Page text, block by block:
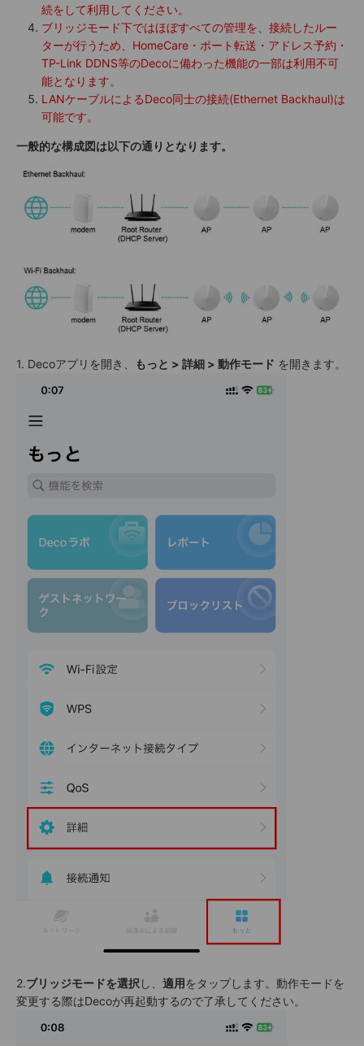
続をして利用してください。
ブリッジモード下ではほぼすべての管理を、接続したルー
ターが行うため、HomeCare・ポート転送・アドレス予約・
TP-Link DDNS等のDecoに備わった機能の一部は利用不可
能となります。
LANケーブルによるDeco同士の接続(Ethernet Backhaul)は
可能です。
一般的な構成図は以下の通りとなります。
1. Decoアプリを開き、 もっと > 詳細 > 動作モード を開きます。
2.ブリッジモードを選択 し、 適用をタップします。動作モードを
変更する際はDecoが再起動するので了承してください。